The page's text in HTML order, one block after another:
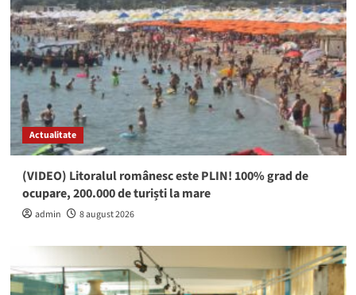
Actualitate
(VIDEO) Litoralul românesc este PLIN! 100% grad de
ocupare, 200.000 de turiști la mare
admin 8 august 2026